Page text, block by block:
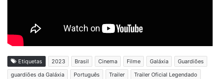
Etiquetas 2023 Brasil Cinema Filme Galáxia
Guardiões
guardiões da Galáxia
Português Trailer
Trailer Oficial Legendado